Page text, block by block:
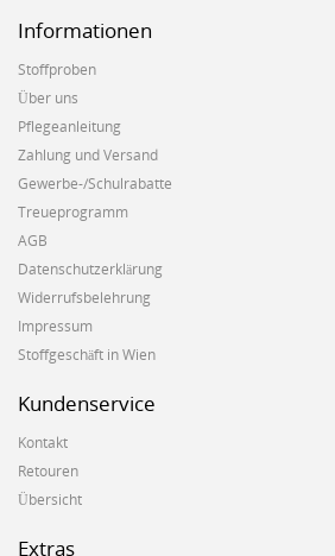
Informationen
Stoffproben
Über uns
Pflegeanleitung
Zahlung und Versand
Gewerbe-/Schulrabatte
Treueprogramm
AGB
Datenschutzerklärung
Widerrufsbelehrung
Impressum
Stoffgeschäft in Wien
Kundenservice
Kontakt
Retouren
Übersicht
Extras